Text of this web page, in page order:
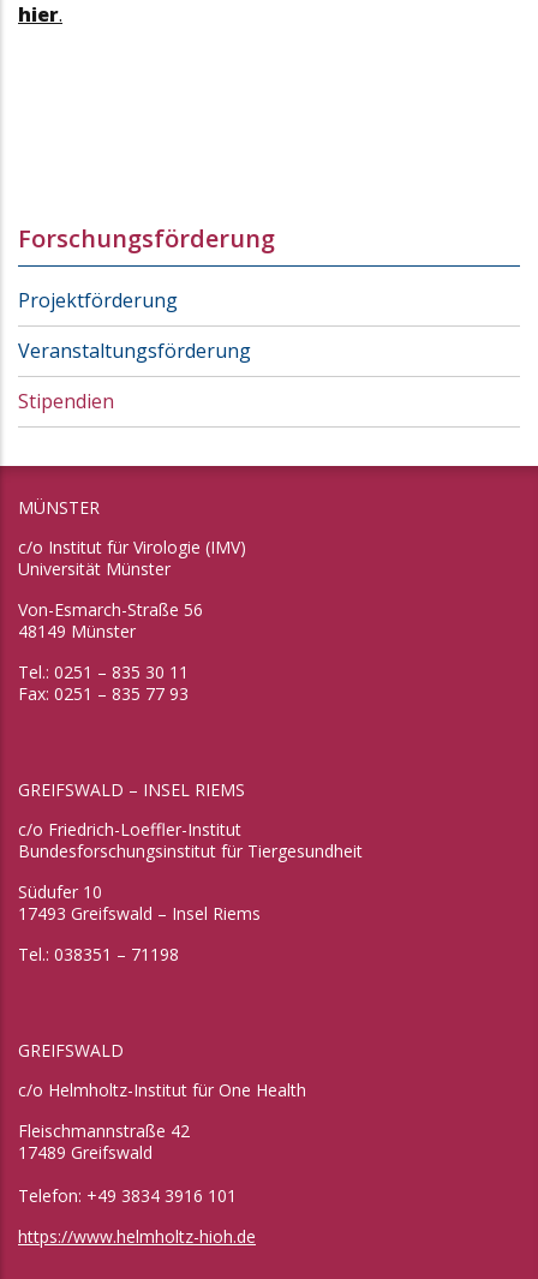
hier.
Forschungsförderung
Projektförderung
Veranstaltungsförderung
Stipendien
MÜNSTER
c/o Institut für Virologie (IMV)
Universität Münster
Von-Esmarch-Straße 56
48149 Münster
Tel.: 0251 – 835 30 11
Fax: 0251 – 835 77 93
GREIFSWALD – INSEL RIEMS
c/o Friedrich-Loeffler-Institut
Bundesforschungsinstitut für Tiergesundheit
Südufer 10
17493 Greifswald – Insel Riems
Tel.: 038351 – 71198
GREIFSWALD
c/o Helmholtz-Institut für One Health
Fleischmannstraße 42
17489 Greifswald
Telefon: +49 3834 3916 101
https://www.helmholtz-hioh.de